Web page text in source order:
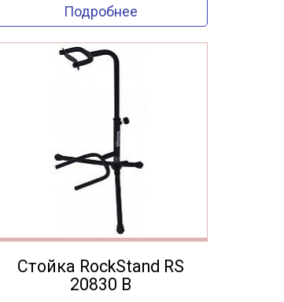
Подробнее
Стойка RockStand RS
20830 B